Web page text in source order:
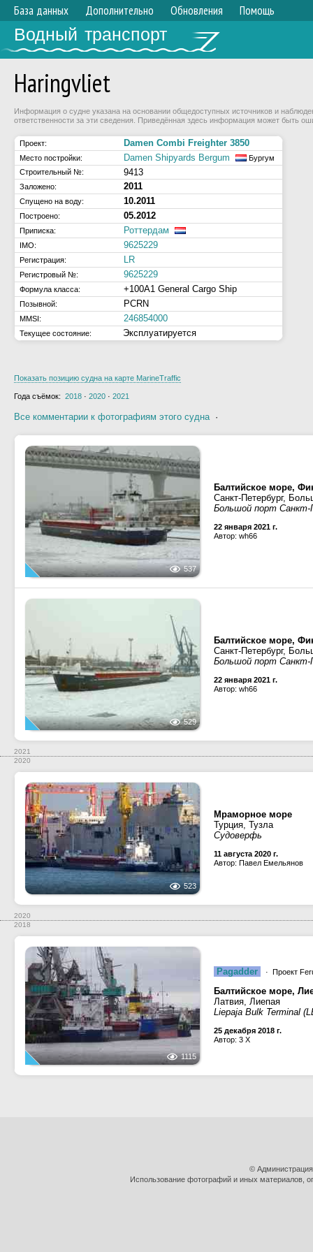
База данных Дополнительно Обновления Помощь
Водный транспорт
Haringvliet
Информация о судне указана на основании общедоступных источников и
ответственности за эти сведения. Приведённая здесь информация может быть
Проект: Damen Combi Freighter 3850
Место постройки: Damen Shipyards Bergum
Бургум
Строительный №:
9413
Заложено: 2011
Спущено на воду: 10.2011
Построено: 05.2012
Приписка: Роттердам
IMO: 9625229
Регистрация: LR
Регистровый №: 9625229
Формула класса: +100A1 General Cargo Ship
Позывной: PCRN
MMSI: 246854000
Текущее состояние: Эксплуатируется
Показать позицию судна на карте MarineTraffic
Года съёмок: 2018 · 2020 · 2021
Все комментарии к фотографиям этого судна·
537
Балтийское море,
Санкт-Петербург,
Большой порт Санкт-
22 января 2021 г.
Автор: wh66
529
Балтийское море,
Санкт-Петербург,
Большой порт Санкт-
22 января 2021 г.
Автор: wh66
2021
2020
523
Мраморное море
Турция, Тузла
Судоверфь
11 августа 2020 г.
Автор: Павел Емельянов
2020
2018
1115
Pagadder · Проект
Балтийское море,
Латвия, Лиепая
Liepaja Bulk Terminal
25 декабря 2018 г.
Автор: 3 X
©
Использование фотографий и иных материалов,